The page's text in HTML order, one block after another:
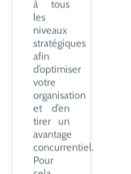
stratégiques
afin
d’optimiser
votre
organisation
et d’en
tirer un
avantage
concurrentiel.
Pour
cela,
notre
équipe